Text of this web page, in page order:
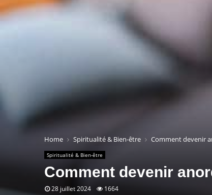
Home Spiritualité & Bien-être Comment devenir
Spiritualité & Bien-être
Comment devenir
28 juillet 2024 1664